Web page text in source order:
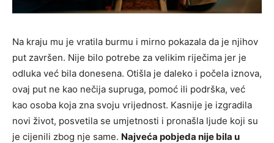
Na kraju mu je vratila burmu i mirno pokazala da je njihov
put završen. Nije bilo potrebe za velikim riječima jer je
odluka već bila donesena. Otišla je daleko i počela iznova,
ovaj put ne kao nečija supruga, pomoć ili podrška, već
kao osoba koja zna svoju vrijednost. Kasnije je izgradila
novi život, posvetila se umjetnosti i pronašla ljude koji su
je cijenili zbog nje same. Najveća pobjeda nije bila u